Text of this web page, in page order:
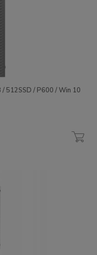
512SSD / P600 / Win 10